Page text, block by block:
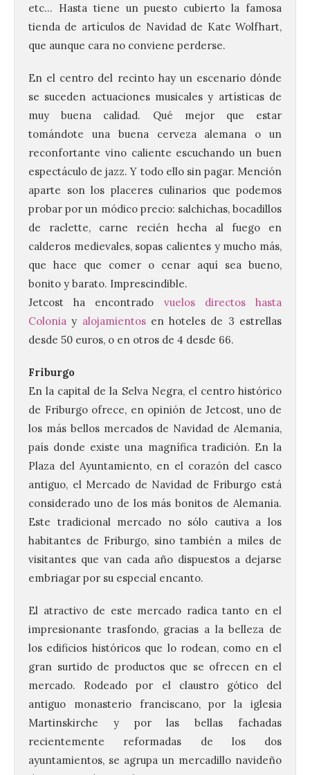
etc… Hasta tiene un puesto cubierto la famosa
tienda de artículos de Navidad de Kate Wolfhart,
que aunque cara no conviene perderse.
En el centro del recinto hay un escenario dónde
se suceden actuaciones musicales y artísticas de
muy buena calidad. Qué mejor que estar
tomándote una buena cerveza alemana o un
reconfortante vino caliente escuchando un buen
espectáculo de jazz. Y todo ello sin pagar. Mención
aparte son los placeres culinarios que podemos
probar por un módico precio: salchichas, bocadillos
de raclette, carne recién hecha al fuego en
calderos medievales, sopas calientes y mucho más,
que hace que comer o cenar aquí sea bueno,
bonito y barato. Imprescindible.
Jetcost ha encontrado vuelos directos hasta
Colonia y alojamientosen hoteles de 3 estrellas
desde 50 euros, o en otros de 4 desde 66.
Friburgo
En la capital de la Selva Negra, el centro histórico
de Friburgo ofrece, en opinión de Jetcost, uno de
los más bellos mercados de Navidad de Alemania,
país donde existe una magnífica tradición. En la
Plaza del Ayuntamiento, en el corazón del casco
antiguo, el Mercado de Navidad de Friburgo está
considerado uno de los más bonitos de Alemania.
Este tradicional mercado no sólo cautiva a los
habitantes de Friburgo, sino también a miles de
visitantes que van cada año dispuestos a dejarse
embriagar por su especial encanto.
El atractivo de este mercado radica tanto en el
impresionante trasfondo, gracias a la belleza de
los edificios históricos que lo rodean, como en el
gran surtido de productos que se ofrecen en el
mercado. Rodeado por el claustro gótico del
antiguo monasterio franciscano, por la iglesia
Martinskirche y por las bellas fachadas
recientemente reformadas de los dos
ayuntamientos, se agrupa un mercadillo navideño